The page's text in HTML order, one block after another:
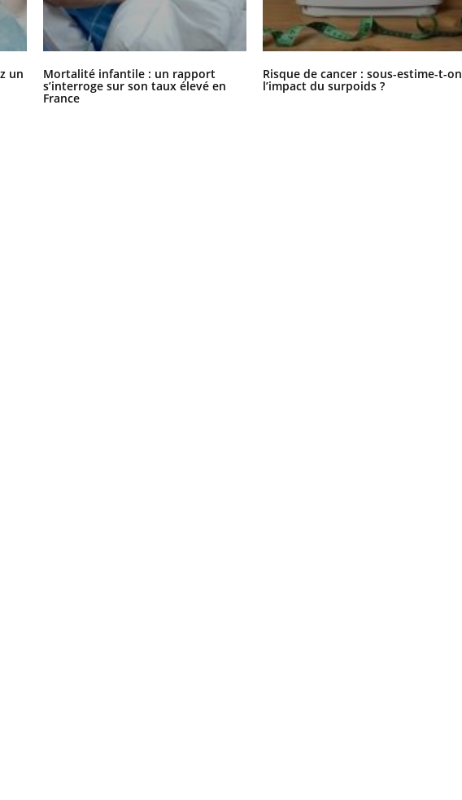
un Mortalité infantile : un rapport
s’interroge sur son taux élevé en
France
Risque de cancer : sous-estime-t-on
l’impact du surpoids ?